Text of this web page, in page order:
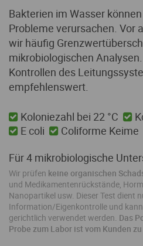
Analysenfinder
Bakterien im Wasser
Probleme verursachen. Vor
wir häufig
mikrobiologischen
Kontrollen des
empfehlenswert.
Koloniezahl bei 22 °C
E coli
Coliforme Keime
Für 4 mikrobiologische
Wir prüfen keine organischen
und Medikamentenrückstände,
Nanopartikel usw. Dieser Test dient
Information/Eigenkontrolle und
gerichtlich verwendet werden. Das
Probe zum Labor ist vom Kunden